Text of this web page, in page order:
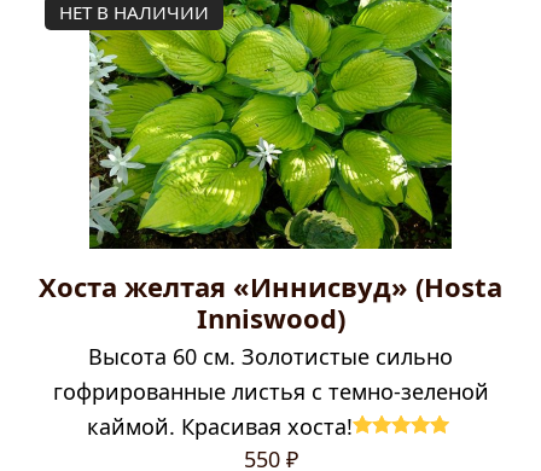
НЕТ В НАЛИЧИИ
Хоста желтая «Иннисвуд» (Hosta
Inniswood)
Высота 60 см. Золотистые сильно
гофрированные листья с темно-зеленой
каймой. Красивая хоста!
550 ₽